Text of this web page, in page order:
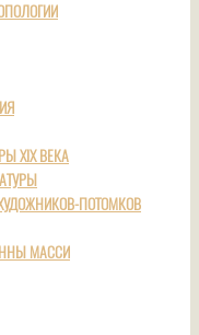
XIX ВЕКА
ПОТОМКОВ
МАССИ